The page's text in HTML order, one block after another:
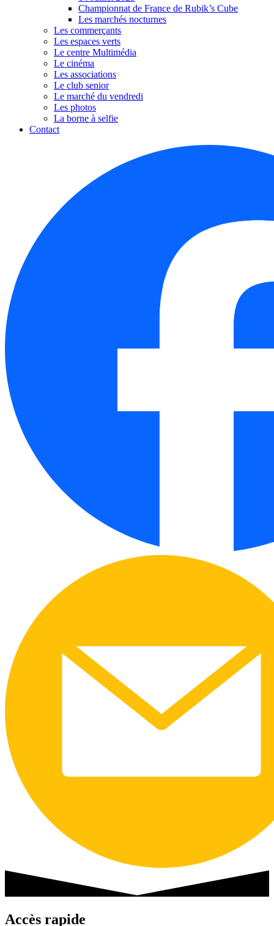
Championnat de France de Rubik’s Cube
Les marchés nocturnes
Les commerçants
Les espaces verts
Le centre Multimédia
Le cinéma
Les associations
Le club senior
Le marché du vendredi
Les photos
La borne à selfie
Contact
Accès rapide